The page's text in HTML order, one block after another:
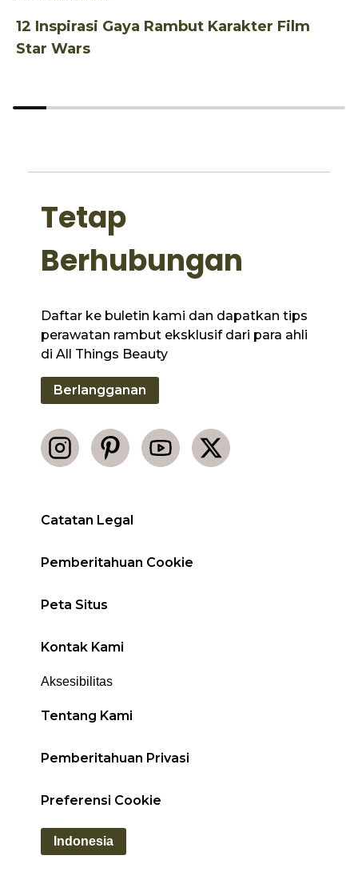
12 Inspirasi Gaya Rambut Karakter Film
Star Wars
Catatan Legal
Pemberitahuan Cookie
Peta Situs
Kontak Kami
Aksesibilitas
Tentang Kami
Pemberitahuan Privasi
Preferensi Cookie
Tetap
Berhubungan
Daftar ke buletin kami dan dapatkan tips
perawatan rambut eksklusif dari para ahli
di All Things Beauty
Berlangganan
Indonesia